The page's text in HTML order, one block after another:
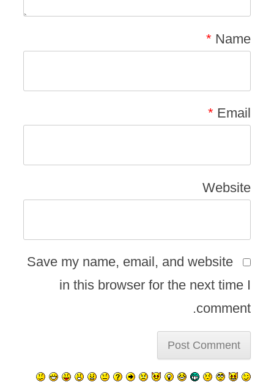
Name
*
Email
*
Website
Save my name, email, and website
in this browser for the next time I
comment.